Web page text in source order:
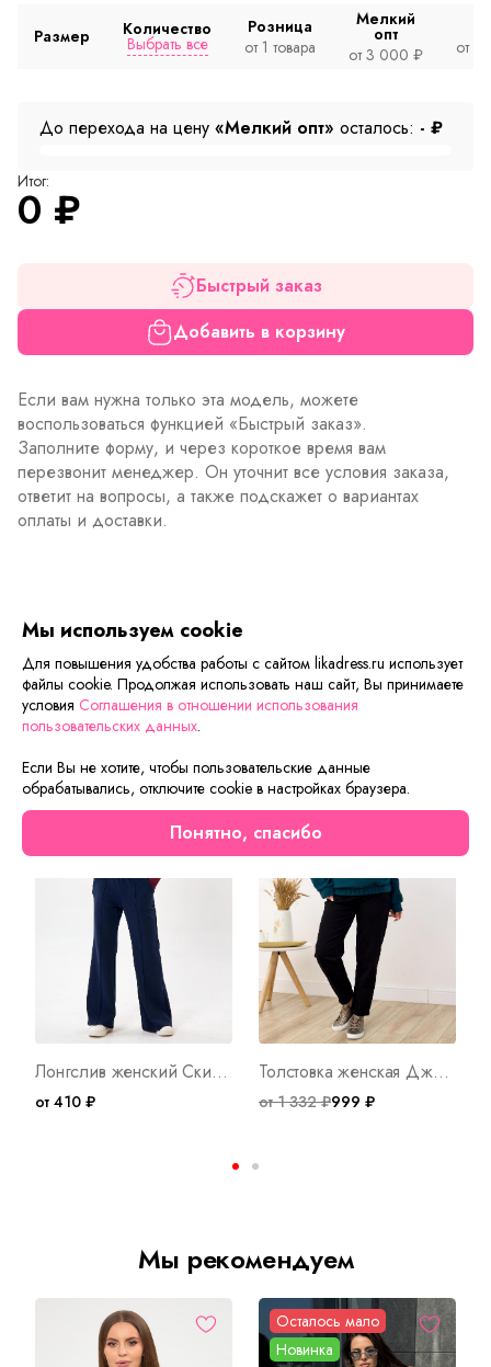
Размер Количество
Выбрать все
Розница
от 1 товара
Мелкий
опт
от 3 000 ₽
от
До перехода на цену «Мелкий опт» осталось: - ₽
Итог:
0 ₽
Быстрый заказ
Добавить в корзину
Если вам нужна только эта модель, можете
воспользоваться функцией «Быстрый заказ».
Заполните форму, и через короткое время вам
перезвонит менеджер. Он уточнит все условия заказа,
ответит на вопросы, а также подскажет о вариантах
оплаты и доставки.
Сейчас на сайте смотрят
Новинка
Лонгслив женский Скимс Б Арт. 10773
от 410 ₽
Скидка
Толстовка женская Джой Х Арт. 9907
от 1 332 ₽999 ₽
Мы рекомендуем
Осталось мало
Новинка
Мы используем cookie
Для повышения удобства работы с сайтом likadress.ru использует
файлы cookie. Продолжая использовать наш сайт, Вы принимаете
условия Соглашения в отношении использования
пользовательских данных.
Если Вы не хотите, чтобы пользовательские данные
обрабатывались, отключите cookie в настройках браузера.
Понятно, спасибо